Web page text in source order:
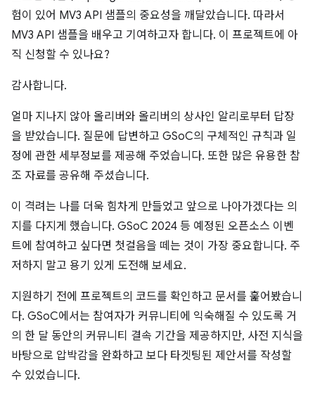
험이 있어 MV3 API 샘플의 중요성을 깨달았습니다. 따라서
MV3 API 샘플을 배우고 기여하고자 합니다. 이 프로젝트에 아
직 신청할 수 있나요?
감사합니다.
얼마 지나지 않아 올리버와 올리버의 상사인 알리로부터 답장
을 받았습니다. 질문에 답변하고 GSoC의 구체적인 규칙과 일
정에 관한 세부정보를 제공해 주었습니다. 또한 많은 유용한 참
조 자료를 공유해 주셨습니다.
이 격려는 나를 더욱 힘차게 만들었고 앞으로 나아가겠다는 의
지를 다지게 했습니다. GSoC 2024 등 예정된 오픈소스 이벤
트에 참여하고 싶다면 첫걸음을 떼는 것이 가장 중요합니다. 주
저하지 말고 용기 있게 도전해 보세요.
지원하기 전에 프로젝트의 코드를 확인하고 문서를 훑어봤습니
다. GSoC에서는 참여자가 커뮤니티에 익숙해질 수 있도록 거
의 한 달 동안의 커뮤니티 결속 기간을 제공하지만, 사전 지식을
바탕으로 압박감을 완화하고 보다 타겟팅된 제안서를 작성할
수 있었습니다.